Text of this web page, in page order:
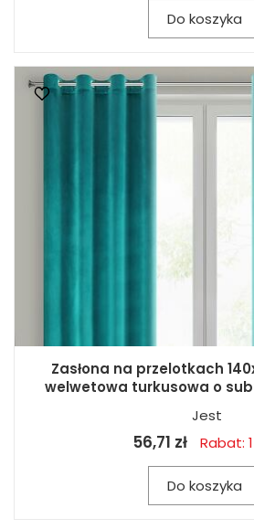
Do koszyka
Zasłona na przelotkach
welwetowa turkusowa o
Jest
56,71 zł Rabat:
Do koszyka